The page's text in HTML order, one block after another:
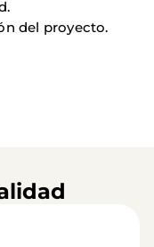
del proyecto.